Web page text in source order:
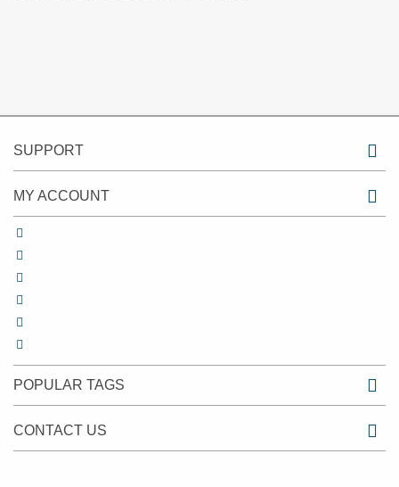
SUPPORT
MY ACCOUNT
POPULAR TAGS
CONTACT US